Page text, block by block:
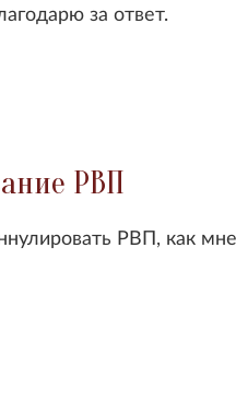
за ответ.
РВП
РВП, как